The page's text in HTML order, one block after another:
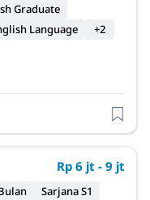
Graduate
Language +2
Rp 6 jt - 9 jt
Sarjana S1